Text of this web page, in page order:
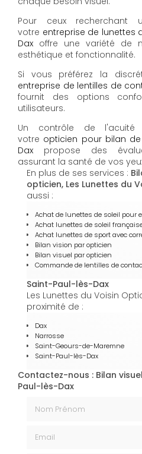
Pour ceux recherchant
votre entreprise de lunettes
Dax offre une variété de
esthétique et fonctionnalité.
Si vous préférez la
entreprise de lentilles de
fournit des options
utilisateurs.
Un contrôle de l'acuité
votre opticien pour bilan
Dax propose des
assurant la santé de vos
En plus de ses services :
opticien, Les Lunettes du
aussi :
Achat de lunettes de soleil pour
Achat lunettes de soleil
Achat lunettes de sport avec
Bilan vision par opticien
Bilan visuel par opticien
Commande de lentilles de
Saint-Paul-lès-Dax
Les Lunettes du Voisin
proximité de :
Dax
Narrosse
Saint-Geours-de-Maremne
Saint-Paul-lès-Dax
Contactez-nous : Bilan
Paul-lès-Dax